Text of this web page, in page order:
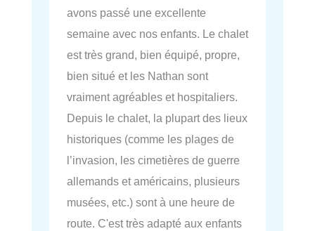
avons passé une excellente
semaine avec nos enfants. Le chalet
est très grand, bien équipé, propre,
bien situé et les Nathan sont
vraiment agréables et hospitaliers.
Depuis le chalet, la plupart des lieux
historiques (comme les plages de
l’invasion, les cimetières de guerre
allemands et américains, plusieurs
musées, etc.) sont à une heure de
route. C'est très adapté aux enfants